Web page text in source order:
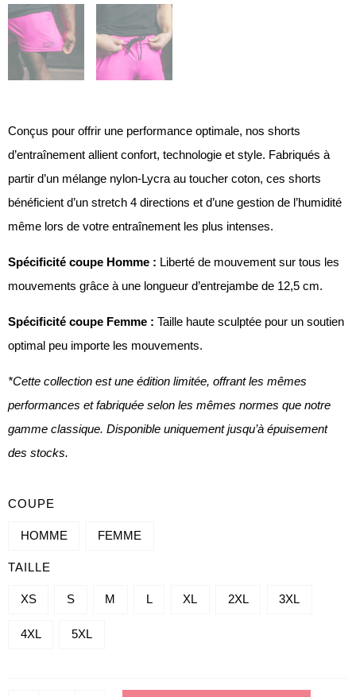
Conçus pour offrir une performance optimale, nos shorts
d’entraînement allient confort, technologie et style. Fabriqués à
partir d’un mélange nylon-Lycra au toucher coton, ces shorts
bénéficient d’un stretch 4 directions et d’une gestion de l’humidité
même lors de votre entraînement les plus intenses.
Spécificité coupe Homme : Liberté de mouvement sur tous les
mouvements grâce à une longueur d’entrejambe de 12,5 cm.
Spécificité coupe Femme : Taille haute sculptée pour un soutien
optimal peu importe les mouvements.
*Cette collection est une édition limitée, offrant les mêmes
performances et fabriquée selon les mêmes normes que notre
gamme classique. Disponible uniquement jusqu’à épuisement
des stocks.
COUPE
HOMME FEMME
TAILLE
XS S M L XL 2XL 3XL
4XL 5XL
QUANTITÉ
ENTRAINEMENT